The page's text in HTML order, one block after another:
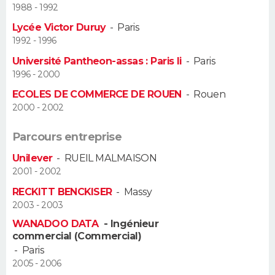
Alimentation
Guide de la santé
Maladies
Médicaments
Sommeil
VOYAGE
PHOTO
CARTE DE VOEUX
Carte de Noël
Carte Bonne année
Carte Saint-Valentin
Carte Pâques
Carte d'anniversaire
DICTIONNAIRE
Dictionnaire
Biographies
Citations
Expressions
Proverbes
PROGRAMME TV
COPAINS D'AVANT
S'inscrire
Se connecter
Lycées
Collèges
Primaires
Universités
Entreprises
Service militaire
Avis de recherche
1988 - 1992
Lycée Victor Duruy- Paris
1992 - 1996
Université Pantheon-assas : Paris Ii- Paris
1996 - 2000
ECOLES DE COMMERCE DE ROUEN - Rouen
2000 - 2002
Parcours entreprise
Unilever- RUEIL MALMAISON
2001 - 2002
RECKITT BENCKISER- Massy
2003 - 2003
WANADOO DATA - Ingénieur
commercial (Commercial)
- Paris
2005 - 2006